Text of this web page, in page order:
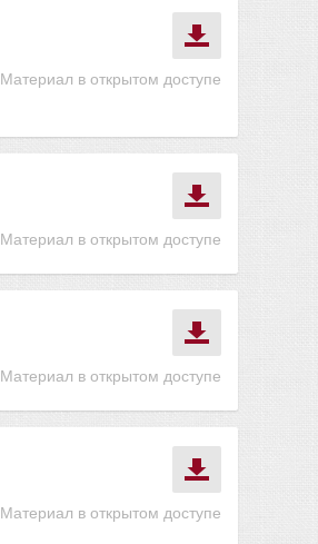
Материал в открытом доступе
Материал в открытом доступе
Материал в открытом доступе
Материал в открытом доступе